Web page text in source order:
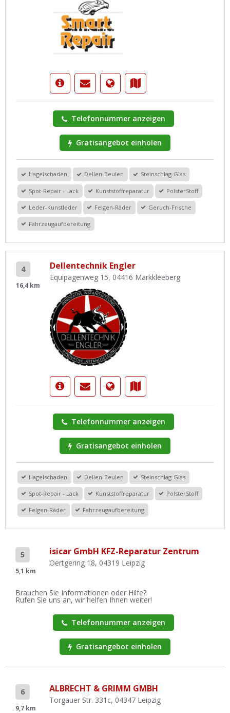
Telefonnummer anzeigen
Gratisangebot einholen
Hagelschaden Dellen-Beulen Steinschlag-Glas
Spot-Repair - Lack Kunststoffreparatur PolsterStoff
Leder-Kunstleder Felgen-Räder Geruch-Frische
Fahrzeugaufbereitung
4
16,4 km
Dellentechnik Engler
Equipagenweg 15, 04416 Markkleeberg
Telefonnummer anzeigen
Gratisangebot einholen
Hagelschaden Dellen-Beulen Steinschlag-Glas
Spot-Repair - Lack Kunststoffreparatur PolsterStoff
Felgen-Räder Fahrzeugaufbereitung
5
5,1 km
isicar GmbH KFZ-Reparatur Zentrum
Oertgering 18, 04319 Leipzig
Brauchen Sie Informationen oder Hilfe?
Rufen Sie uns an, wir helfen Ihnen weiter!
Telefonnummer anzeigen
Gratisangebot einholen
6
9,7 km
ALBRECHT & GRIMM GMBH
Torgauer Str. 331c, 04347 Leipzig